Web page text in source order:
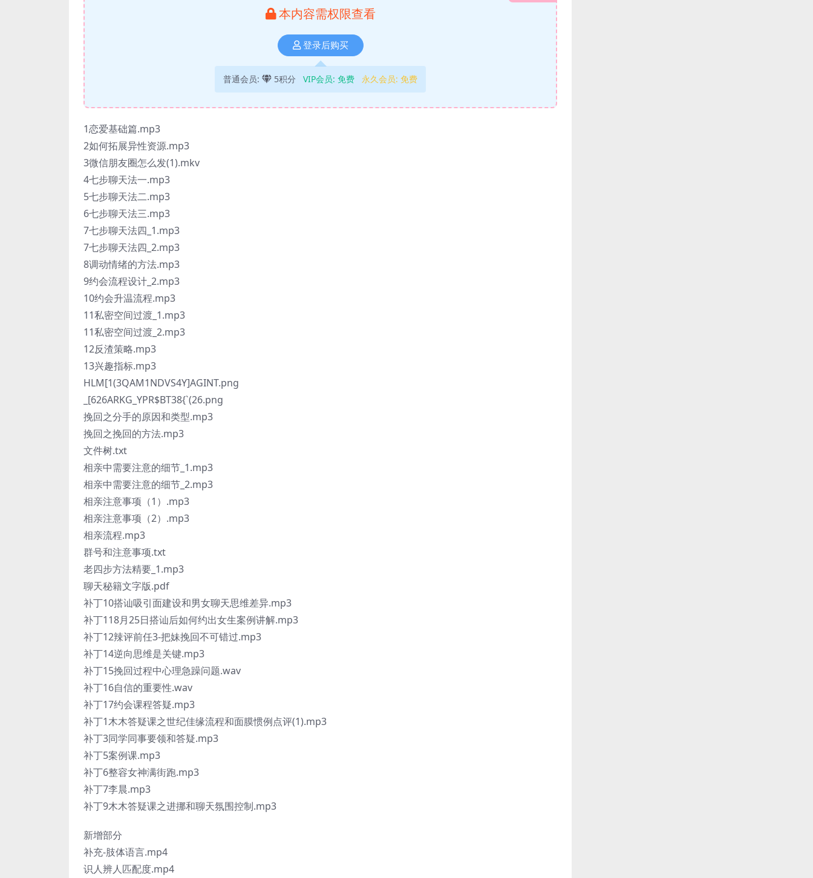
本内容需权限查看
登录后购买
普通会员: 5积分 VIP会员: 免费 永久会员: 免费
1恋爱基础篇.mp3
2如何拓展异性资源.mp3
3微信朋友圈怎么发(1).mkv
4七步聊天法一.mp3
5七步聊天法二.mp3
6七步聊天法三.mp3
7七步聊天法四_1.mp3
7七步聊天法四_2.mp3
8调动情绪的方法.mp3
9约会流程设计_2.mp3
10约会升温流程.mp3
11私密空间过渡_1.mp3
11私密空间过渡_2.mp3
12反渣策略.mp3
13兴趣指标.mp3
HLM[1(3QAM1NDVS4Y]AGINT.png
_[626ARKG_YPR$BT38{`(26.png
挽回之分手的原因和类型.mp3
挽回之挽回的方法.mp3
文件树.txt
相亲中需要注意的细节_1.mp3
相亲中需要注意的细节_2.mp3
相亲注意事项（1）.mp3
相亲注意事项（2）.mp3
相亲流程.mp3
群号和注意事项.txt
老四步方法精要_1.mp3
聊天秘籍文字版.pdf
补丁10搭讪吸引面建设和男女聊天思维差异.mp3
补丁118月25日搭讪后如何约出女生案例讲解.mp3
补丁12辣评前任3-把妹挽回不可错过.mp3
补丁14逆向思维是关键.mp3
补丁15挽回过程中心理急躁问题.wav
补丁16自信的重要性.wav
补丁17约会课程答疑.mp3
补丁1木木答疑课之世纪佳缘流程和面膜惯例点评(1).mp3
补丁3同学同事要领和答疑.mp3
补丁5案例课.mp3
补丁6整容女神满街跑.mp3
补丁7李晨.mp3
补丁9木木答疑课之进挪和聊天氛围控制.mp3
新增部分
补充-肢体语言.mp4
识人辨人匹配度.mp4